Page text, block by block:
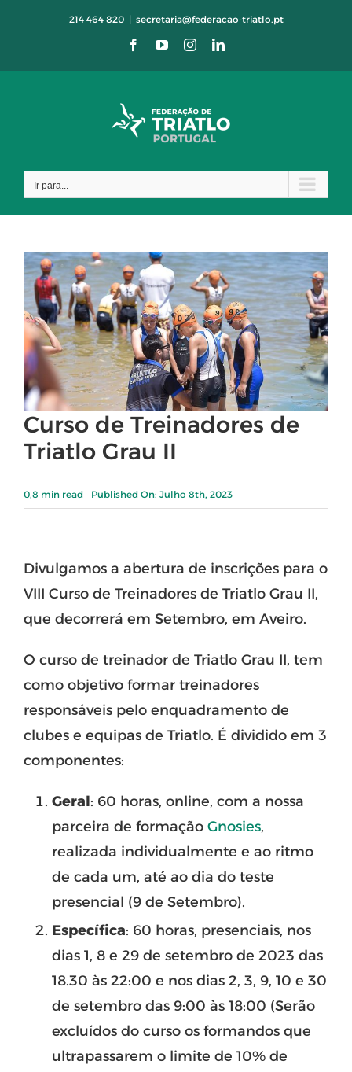
214 464 820 | secretaria@federacao-triatlo.pt
FacebookYouTubeInstagramLinkedIn
Ir para...
Curso de Treinadores de
Triatlo Grau II
0,8 min read Published On: Julho 8th, 2023
Divulgamos a abertura de inscrições para o
VIII Curso de Treinadores de Triatlo Grau II,
que decorrerá em Setembro, em Aveiro.
O curso de treinador de Triatlo Grau II, tem
como objetivo formar treinadores
responsáveis pelo enquadramento de
clubes e equipas de Triatlo. É dividido em 3
componentes:
Geral: 60 horas, online, com a nossa
parceira de formação Gnosies,
realizada individualmente e ao ritmo
de cada um, até ao dia do teste
presencial (9 de Setembro).
Específica: 60 horas, presenciais, nos
dias 1, 8 e 29 de setembro de 2023 das
18.30 às 22:00 e nos dias 2, 3, 9, 10 e 30
de setembro das 9:00 às 18:00 (Serão
excluídos do curso os formandos que
ultrapassarem o limite de 10% de